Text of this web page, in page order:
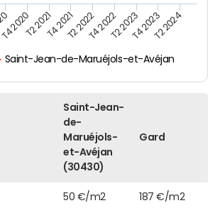
Saint-Jean-de-Maruéjols-et-Avéjan
T4 2020T2 2021T4 2021T2 2022T4 2022T2 2023T4 2023T2 2024
Saint-Jean-
de-
Maruéjols-
et-Avéjan
(30430)
Gard
50 €/m2 187 €/m2